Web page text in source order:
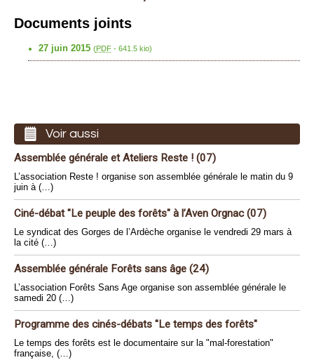
Documents joints
27 juin 2015 (PDF- 641.5 kio)
Voir aussi
Assemblée générale et Ateliers Reste ! (07)
L’association Reste ! organise son assemblée générale le matin du 9
juin à (…)
Ciné-débat "Le peuple des forêts" à l’Aven Orgnac (07)
Le syndicat des Gorges de l’Ardèche organise le vendredi 29 mars à
la cité (…)
Assemblée générale Forêts sans âge (24)
L’association Forêts Sans Age organise son assemblée générale le
samedi 20 (…)
Programme des cinés-débats "Le temps des forêts"
Le temps des forêts est le documentaire sur la "mal-forestation"
française, (…)